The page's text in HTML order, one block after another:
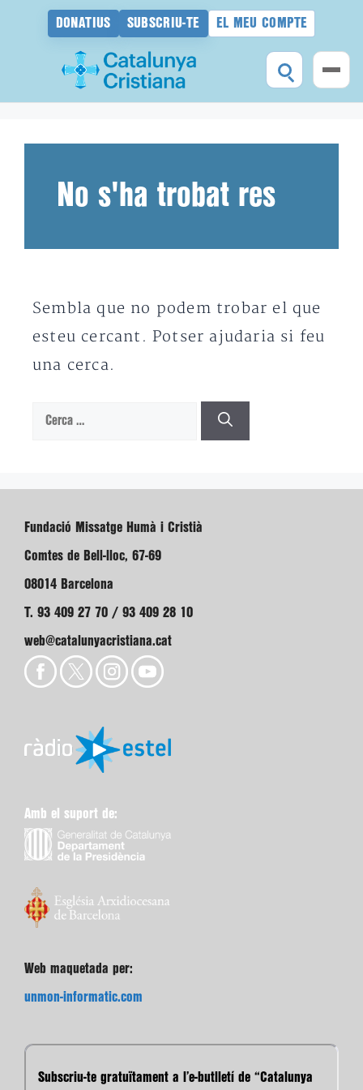
DONATIUS SUBSCRIU-TE EL MEU COMPTE
No s'ha trobat res
Sembla que no podem trobar el que
esteu cercant. Potser ajudaria si feu
una cerca.
Cerca:
Fundació Missatge Humà i Cristià
Comtes de Bell-lloc, 67-69
08014 Barcelona
T. 93 409 27 70 / 93 409 28 10
web@catalunyacristiana.cat
Amb el suport de:
Web maquetada per:
unmon-informatic.com
Subscriu-te gratuïtament a l’e-butlletí de “Catalunya